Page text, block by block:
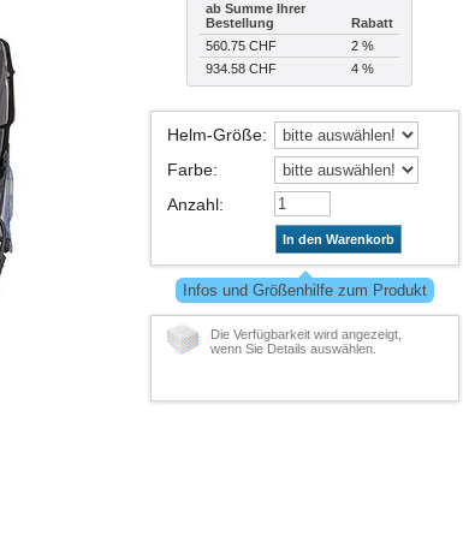
ab Summe Ihrer
Bestellung
Rabatt
560.75 CHF
2 %
934.58 CHF
4 %
Helm-Größe:
Farbe:
Anzahl:
In den Warenkorb
Infos und Größenhilfe zum Produkt
Die Verfügbarkeit wird angezeigt,
wenn Sie Details auswählen.